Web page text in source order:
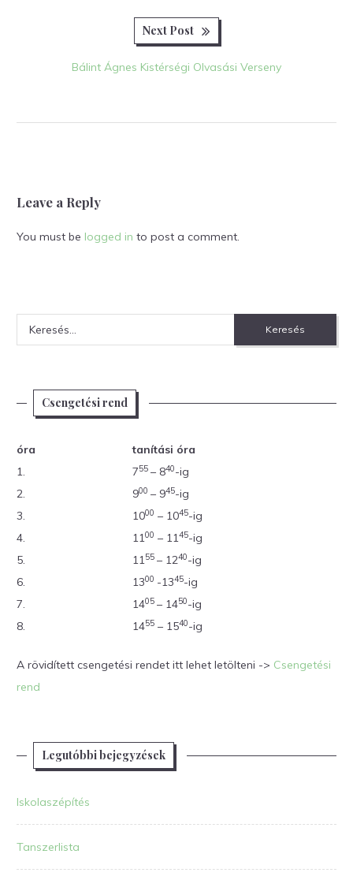
Next Post
Bálint Ágnes Kistérségi Olvasási Verseny
Leave a Reply
You must be logged in to post a comment.
Keresés:
Csengetési rend
óra
tanítási óra
1.
755 – 840-ig
2.
900 – 945-ig
3.
1000 – 1045-ig
4.
1100 – 1145-ig
5.
1155 – 1240-ig
6.
1300 -1345-ig
7.
1405 – 1450-ig
8.
1455 – 1540-ig
A rövidített csengetési rendet itt lehet letölteni -> Csengetési
rend
Legutóbbi bejegyzések
Iskolaszépítés
Tanszerlista